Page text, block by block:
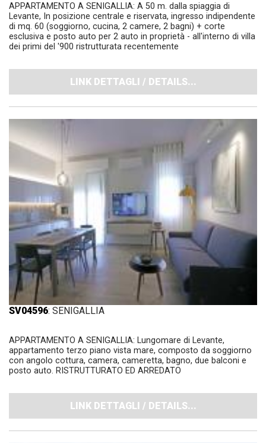
APPARTAMENTO A SENIGALLIA: A 50 m. dalla spiaggia di
Levante, In posizione centrale e riservata, ingresso indipendente
di mq. 60 (soggiorno, cucina, 2 camere, 2 bagni) + corte
esclusiva e posto auto per 2 auto in proprietà - all'interno di villa
dei primi del '900 ristrutturata recentemente
LINK DETTAGLI / DETAILS...
SV04596: SENIGALLIA
APPARTAMENTO A SENIGALLIA: Lungomare di Levante,
appartamento terzo piano vista mare, composto da soggiorno
con angolo cottura, camera, cameretta, bagno, due balconi e
posto auto. RISTRUTTURATO ED ARREDATO
LINK DETTAGLI / DETAILS...